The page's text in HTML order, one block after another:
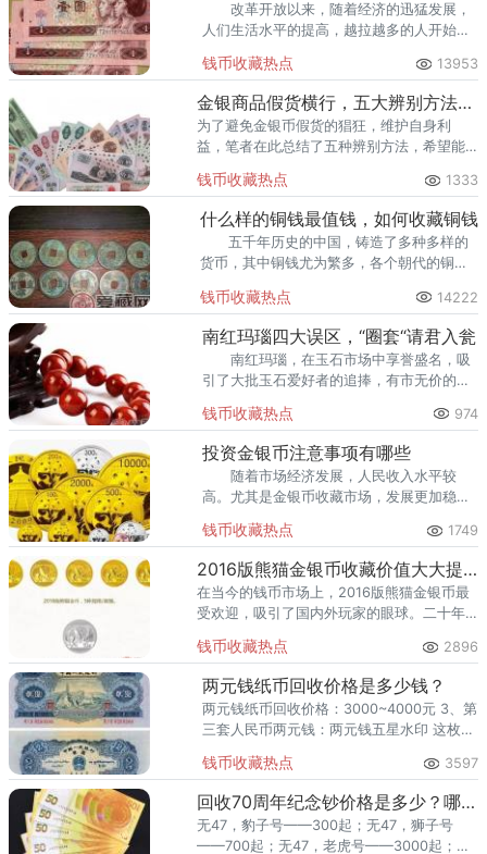
改革开放以来，随着经济的迅猛发展，
人们生活水平的提高，越拉越多的人开始投
元人民币吧。
钱币收藏热点 13953
金银商品假货横行，五大辨别方法任你挑
为了避免金银币假货的猖狂，维护自身利
益，笔者在此总结了五种辨别方法，希望能
力。
钱币收藏热点 1333
什么样的铜钱最值钱，如何收藏铜钱
五千年历史的中国，铸造了多种多样的
货币，其中铜钱尤为繁多，各个朝代的铜钱
彩。
钱币收藏热点 14222
南红玛瑙四大误区，“圈套“请君入瓮
南红玛瑙，在玉石市场中享誉盛名，吸
引了大批玉石爱好者的追捧，有市无价的市
钱币收藏热点 974
投资金银币注意事项有哪些
随着市场经济发展，人民收入水平较
高。尤其是金银币收藏市场，发展更加稳
藏的金银币，未来增值空间较大。
钱币收藏热点 1749
2016版熊猫金银币收藏价值大大提升
在当今的钱币市场上，2016版熊猫金银币最
受欢迎，吸引了国内外玩家的眼球。二十年
了很多收藏家的愿望。
钱币收藏热点 2896
两元钱纸币回收价格是多少钱？
两元钱纸币回收价格：3000~4000元 3、第
三套人民币两元钱：两元钱五星水印 这枚纸
印，存量略大于古币水印版两元钱。
钱币收藏热点 3597
回收70周年纪念钞价格是多少？哪里回收70周年纪念钞？
无47，豹子号——300起；无47，狮子号
——700起；无47，老虎号——3000起；无